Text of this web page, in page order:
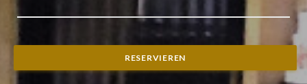
RESERVIEREN